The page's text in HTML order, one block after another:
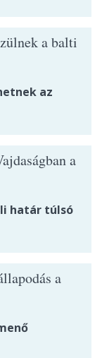
a balti
az
a
határ túlsó
a